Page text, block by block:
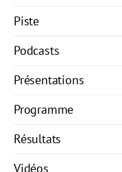
Piste
Podcasts
Présentations
Programme
Résultats
Vidéos